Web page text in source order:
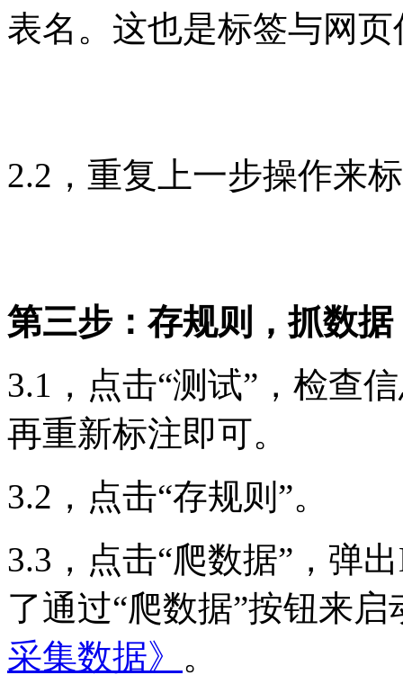
表名。这也是标签与网
2.2，重复上一步操作来
第三步：存规则，抓数据
3.1，点击“测试”，检查
再重新标注即可。
3.2，点击“存规则”。
3.3，点击“爬数据”，弹
了通过“爬数据”按钮来
采集数据》 。